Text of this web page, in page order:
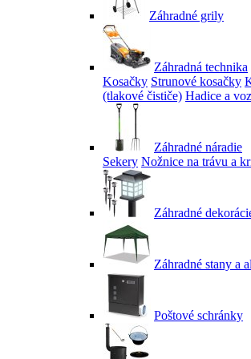
Záhradné grily
Záhradná technika
Kosačky Strunové kosačky
(tlakové čističe) Hadice a
Záhradné náradie
Sekery Nožnice na trávu a
Záhradné
Záhradné stany a
Poštové schránky